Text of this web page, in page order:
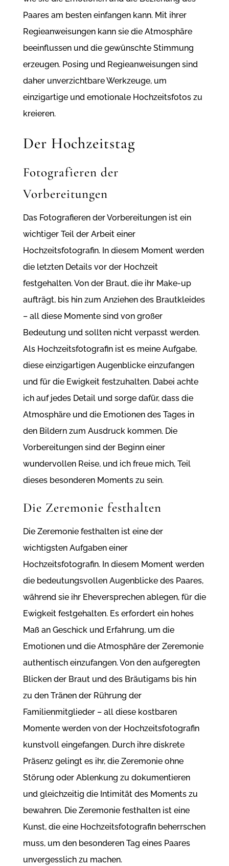
Paares am besten einfangen kann. Mit ihrer
Regieanweisungen kann sie die Atmosphäre
beeinflussen und die gewünschte Stimmung
erzeugen. Posing und Regieanweisungen sind
daher unverzichtbare Werkzeuge, um
einzigartige und emotionale Hochzeitsfotos zu
kreieren.
Der Hochzeitstag
Fotografieren der
Vorbereitungen
Das Fotografieren der Vorbereitungen ist ein
wichtiger Teil der Arbeit einer
Hochzeitsfotografin. In diesem Moment werden
die letzten Details vor der Hochzeit
festgehalten. Von der Braut, die ihr Make-up
aufträgt, bis hin zum Anziehen des Brautkleides
– all diese Momente sind von großer
Bedeutung und sollten nicht verpasst werden.
Als Hochzeitsfotografin ist es meine Aufgabe,
diese einzigartigen Augenblicke einzufangen
und für die Ewigkeit festzuhalten. Dabei achte
ich auf jedes Detail und sorge dafür, dass die
Atmosphäre und die Emotionen des Tages in
den Bildern zum Ausdruck kommen. Die
Vorbereitungen sind der Beginn einer
wundervollen Reise, und ich freue mich, Teil
dieses besonderen Moments zu sein.
Die Zeremonie festhalten
Die Zeremonie festhalten ist eine der
wichtigsten Aufgaben einer
Hochzeitsfotografin. In diesem Moment werden
die bedeutungsvollen Augenblicke des Paares,
während sie ihr Eheversprechen ablegen, für die
Ewigkeit festgehalten. Es erfordert ein hohes
Maß an Geschick und Erfahrung, um die
Emotionen und die Atmosphäre der Zeremonie
authentisch einzufangen. Von den aufgeregten
Blicken der Braut und des Bräutigams bis hin
zu den Tränen der Rührung der
Familienmitglieder – all diese kostbaren
Momente werden von der Hochzeitsfotografin
kunstvoll eingefangen. Durch ihre diskrete
Präsenz gelingt es ihr, die Zeremonie ohne
Störung oder Ablenkung zu dokumentieren
und gleichzeitig die Intimität des Moments zu
bewahren. Die Zeremonie festhalten ist eine
Kunst, die eine Hochzeitsfotografin beherrschen
muss, um den besonderen Tag eines Paares
unvergesslich zu machen.